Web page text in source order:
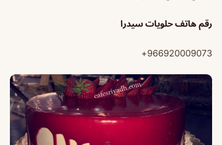
رقم هاتفحلويات سيدرا
966920009073+